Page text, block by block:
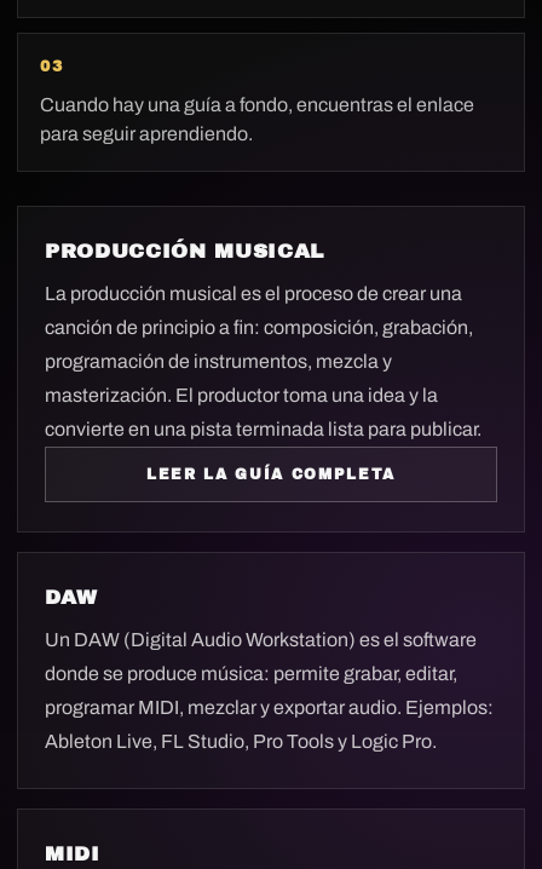
03
Cuando hay una guía a fondo, encuentras el enlace
para seguir aprendiendo.
PRODUCCIÓN MUSICAL
La producción musical es el proceso de crear una
canción de principio a fin: composición, grabación,
programación de instrumentos, mezcla y
masterización. El productor toma una idea y la
convierte en una pista terminada lista para publicar.
LEER LA GUÍA COMPLETA
DAW
Un DAW (Digital Audio Workstation) es el software
donde se produce música: permite grabar, editar,
programar MIDI, mezclar y exportar audio. Ejemplos:
Ableton Live, FL Studio, Pro Tools y Logic Pro.
MIDI